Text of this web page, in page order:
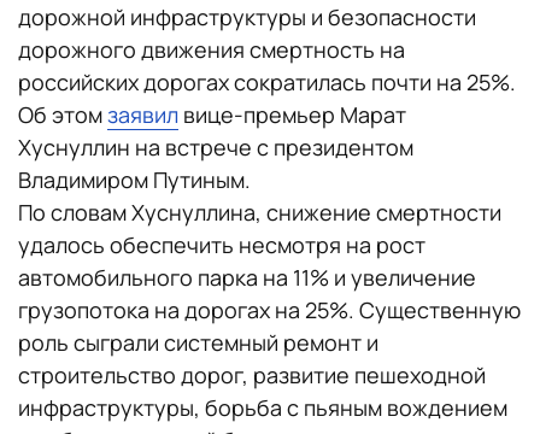
дорожной инфраструктуры и безопасности
дорожного движения смертность на
российских дорогах сократилась почти на 25%.
Об этомзаявил вице-премьер Марат
Хуснуллин на встрече с президентом
Владимиром Путиным.
По словам Хуснуллина, снижение смертности
удалось обеспечить несмотря на рост
автомобильного парка на 11% и увеличение
грузопотока на дорогах на 25%. Существенную
роль сыграли системный ремонт и
строительство дорог, развитие пешеходной
инфраструктуры, борьба с пьяным вождением